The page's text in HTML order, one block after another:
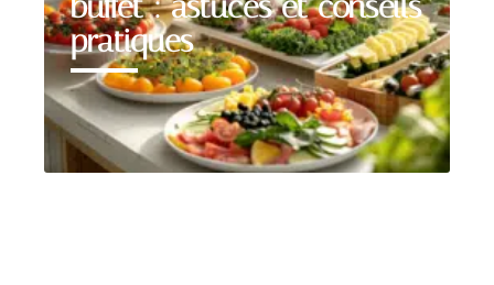
buffet : astuces et conseils
pratiques